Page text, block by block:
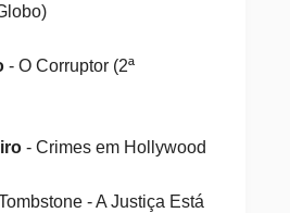
- O Corruptor (2ª
- Crimes em Hollywood
- A Justiça Está